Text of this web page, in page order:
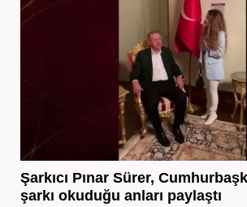
Şarkıcı Pınar Sürer,
şarkı okuduğu anları paylaştı